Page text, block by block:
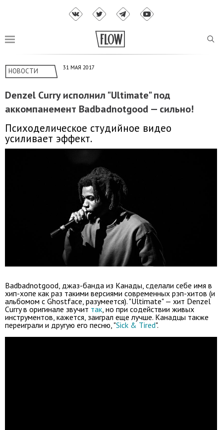
НОВОСТИ 31 МАЯ 2017
Denzel Curry исполнил "Ultimate" под
аккомпанемент Badbadnotgood — сильно!
Психоделическое студийное видео
усиливает эффект.
Badbadnotgood, джаз-банда из Канады, сделали себе имя в
хип-хопе как раз такими версиями современных рэп-хитов (и
альбомом с Ghostface, разумеется). "Ultimate" — хит Denzel
Curry в оригинале звучит так, но при содействии живых
инструментов, кажется, заиграл еще лучше. Канадцы также
переиграли и другую его песню, "Sick & Tired".